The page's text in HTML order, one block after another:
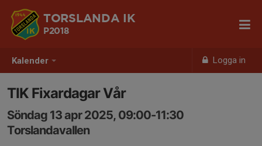
Kalender Logga in
TORSLANDA IK
P2018
TIK Fixardagar Vår
Söndag 13 apr 2025, 09:00-11:30
Torslandavallen